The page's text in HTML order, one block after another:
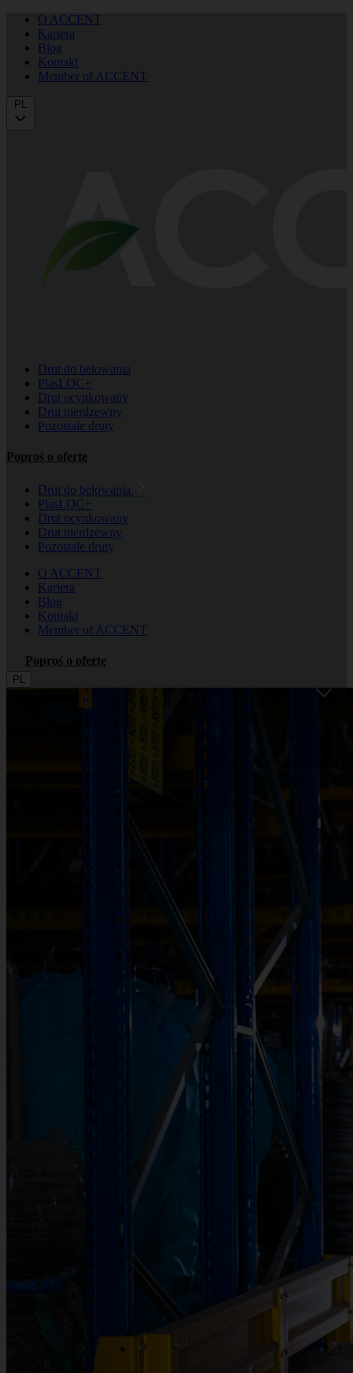
O ACCENT
Kariera
Blog
Kontakt
Member of ACCENT
PL
Drut do belowania
PlasLOC+
Drut ocynkowany
Drut nierdzewny
Pozostałe druty
Poproś o ofertę
Drut do belowania
PlasLOC+
Drut ocynkowany
Drut nierdzewny
Pozostałe druty
O ACCENT
Kariera
Blog
Kontakt
Member of ACCENT
Poproś o ofertę
PL